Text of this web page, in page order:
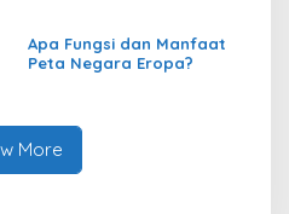
Apa Fungsi dan Manfaat
Peta Negara Eropa?
More